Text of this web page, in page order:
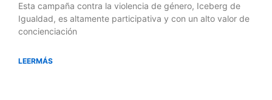
Esta campaña contra la violencia de género, Iceberg de
Igualdad, es altamente participativa y con un alto valor de
concienciación
LEERMÁS